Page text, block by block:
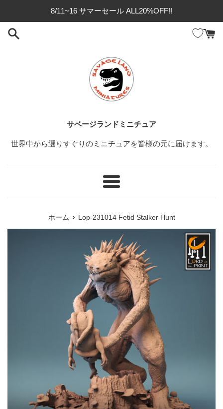
8/11~16 サマーセール ALL20%OFF!!
サベージランドミニチュア
世界中から選りすぐりのミニチュアを皆様の元に届けます。
メ
ホーム › Lop-231014 Fetid Stalker Hunt